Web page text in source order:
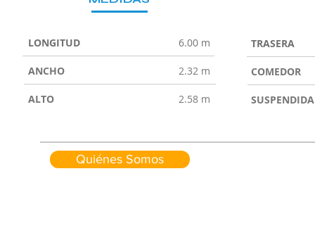
LONGITUD 6.00 m
ANCHO 2.32 m
ALTO 2.58 m
TRASERA
COMEDOR
SUSPENDIDA
Quiénes Somos